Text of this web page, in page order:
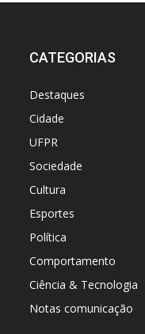
CATEGORIAS
Destaques
Cidade
UFPR
Sociedade
Cultura
Esportes
Política
Comportamento
Ciência & Tecnologia
Notas comunicação